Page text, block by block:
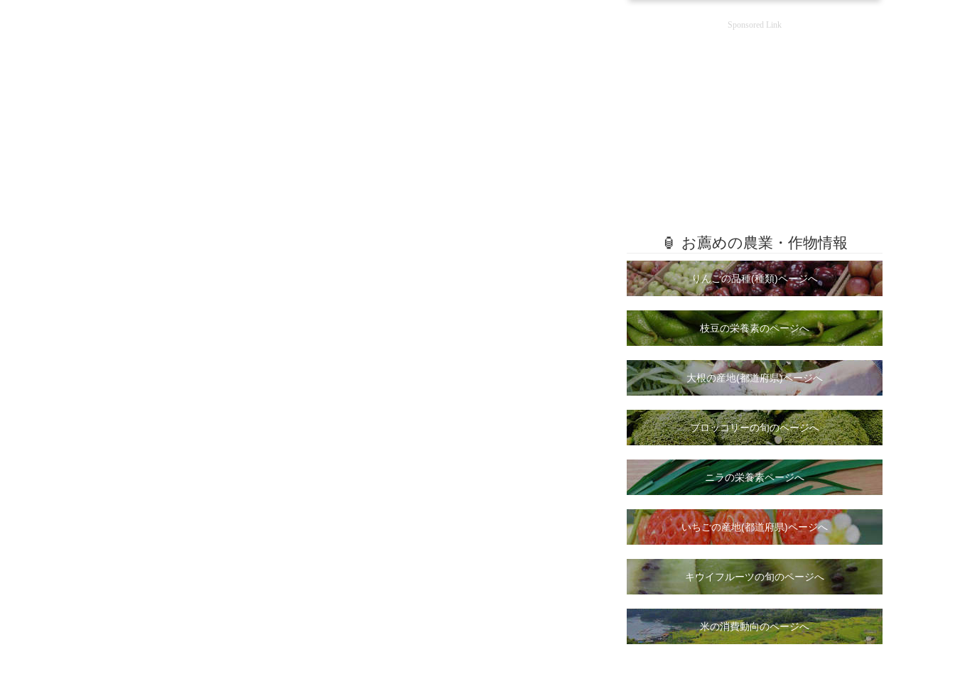
Sponsored Link
🏮 お薦めの農業・作物情報
りんごの品種(種類)ページへ
枝豆の栄養素のページへ
大根の産地(都道府県)ページへ
ブロッコリーの旬のページへ
ニラの栄養素ページへ
いちごの産地(都道府県)ページへ
キウイフルーツの旬のページへ
米の消費動向のページへ